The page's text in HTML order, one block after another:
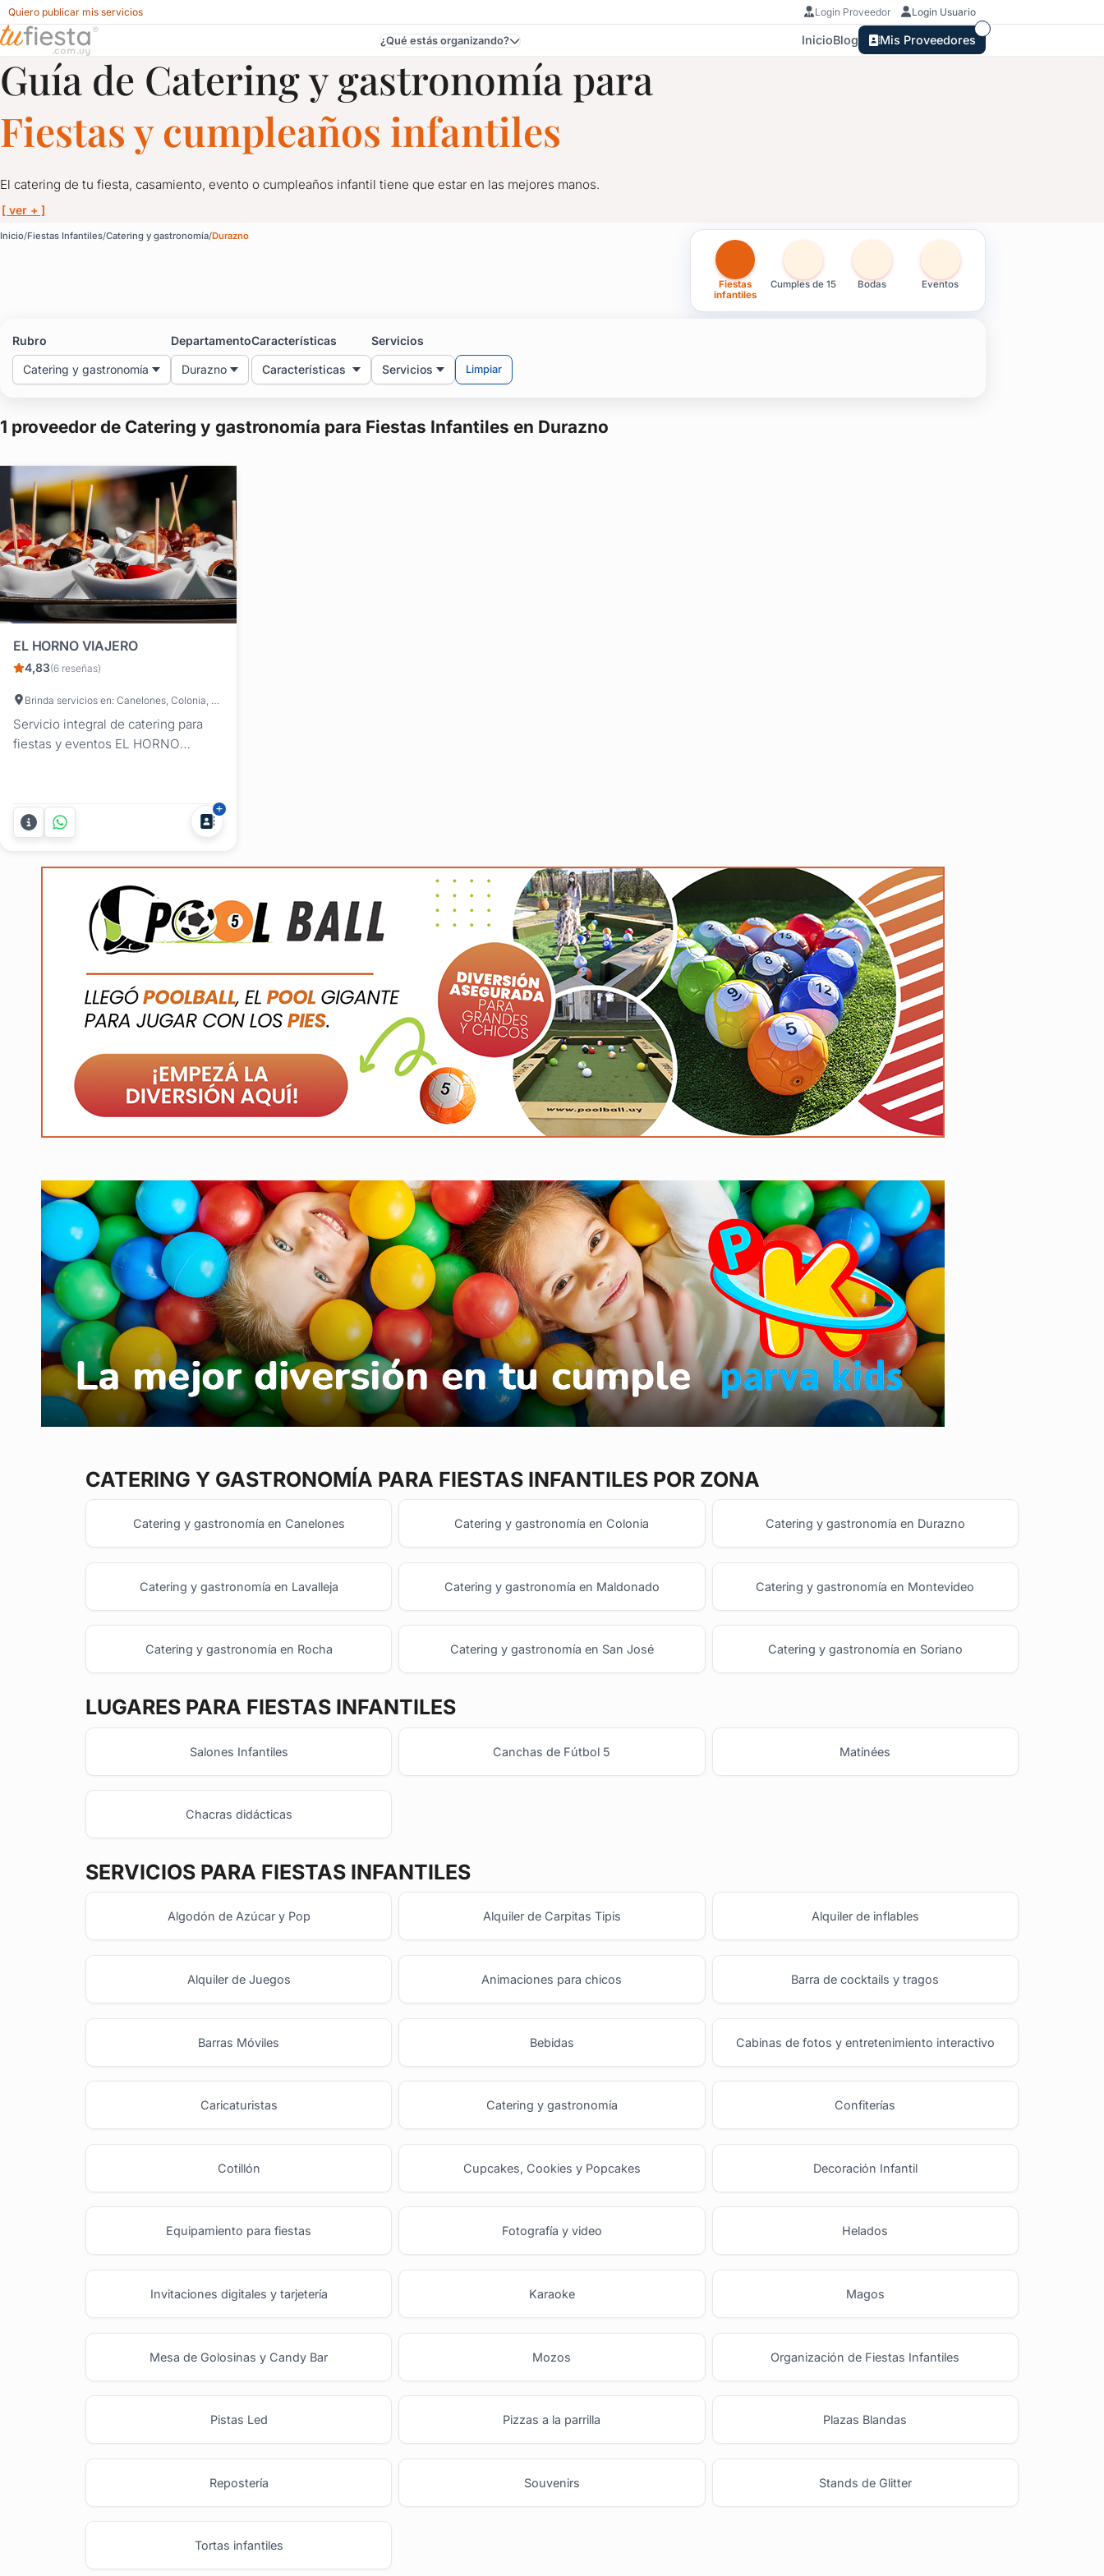
Quiero publicar mis servicios Login Proveedor Login Usuario
Catering y gastronomía para Fiestas Infantiles en Durazno
¿Qué estás organizando? InicioBlog Mis Proveedores
Guía de Catering y gastronomía para
Fiestas y cumpleaños infantiles
El catering de tu fiesta, casamiento, evento o cumpleaños infantil tiene que estar en las mejores manos.
[ ver + ]
Inicio Fiestas Infantiles Catering y gastronomía Durazno
Fiestas
infantiles
Cumples de 15 Bodas Eventos
Rubro
Catering y gastronomía
Departamento
Durazno
Características
Características
Servicios
Servicios Limpiar
1 proveedor de Catering y gastronomía para Fiestas Infantiles en Durazno
EL HORNO VIAJERO
4,83(6 reseñas)
Brinda servicios en: Canelones, Colonia, San José, Maldonado, Rocha, Durazno, Lavalleja, Montevideo
Servicio integral de catering para
fiestas y eventos EL HORNO
excelencia. Brindamos soluciones,
planificamos y realizamos tu evento
tal cual lo soñaste. Desde nuestra
para que la fiesta soñada se haga
CATERING Y GASTRONOMÍA PARA FIESTAS INFANTILES POR ZONA
Catering y gastronomía en Canelones Catering y gastronomía en Colonia Catering y gastronomía en Durazno
Catering y gastronomía en Lavalleja Catering y gastronomía en Maldonado Catering y gastronomía en Montevideo
Catering y gastronomía en Rocha Catering y gastronomía en San José Catering y gastronomía en Soriano
LUGARES PARA FIESTAS INFANTILES
Salones Infantiles Canchas de Fútbol 5 Matinées
Chacras didácticas
SERVICIOS PARA FIESTAS INFANTILES
Algodón de Azúcar y Pop Alquiler de Carpitas Tipis Alquiler de inflables
Alquiler de Juegos Animaciones para chicos Barra de cocktails y tragos
Barras Móviles Bebidas Cabinas de fotos y entretenimiento interactivo
Caricaturistas Catering y gastronomía Confiterías
Cotillón Cupcakes, Cookies y Popcakes Decoración Infantil
Equipamiento para fiestas Fotografía y video Helados
Invitaciones digitales y tarjetería Karaoke Magos
Mesa de Golosinas y Candy Bar Mozos Organización de Fiestas Infantiles
Pistas Led Pizzas a la parrilla Plazas Blandas
Repostería Souvenirs Stands de Glitter
Tortas infantiles
Catering y gastronomía para Fiestas Infantiles en Durazno
Gastronomía para fiestas en Uruguay con el mejor menú a elección, pastas, paellas, tablas de quesos, fiambres, bocados fríos, calientes, finger food, kebab, pizzas y más.
Servicios de catering, un menú delicioso y alimentos de calidad para disfrutar en tu evento, contactá profesionales de la gastronomía aquí, en tu fiesta.